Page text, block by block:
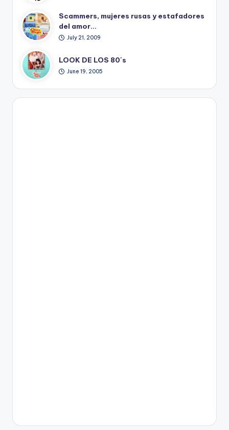
Scammers, mujeres rusas y estafadores
del amor…
July 21, 2009
LOOK DE LOS 80´s
June 19, 2005